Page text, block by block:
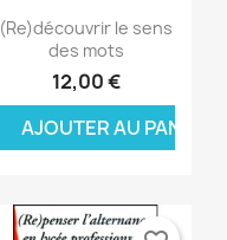
Aperçu rapide
(Re)découvrir le sens
des mots
12,00 €
AJOUTER AU PANIER